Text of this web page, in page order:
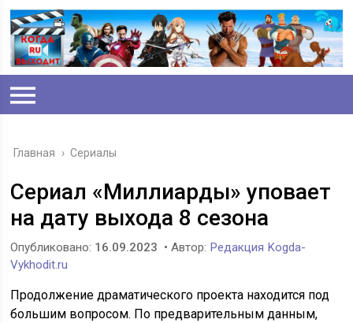
Главная › Сериалы
Сериал «Миллиарды» уповает
на дату выхода 8 сезона
Опубликовано: 16.09.2023 • Автор: Редакция Kogda-
Vykhodit.ru
Продолжение драматического проекта находится под
большим вопросом. По предварительным данным,